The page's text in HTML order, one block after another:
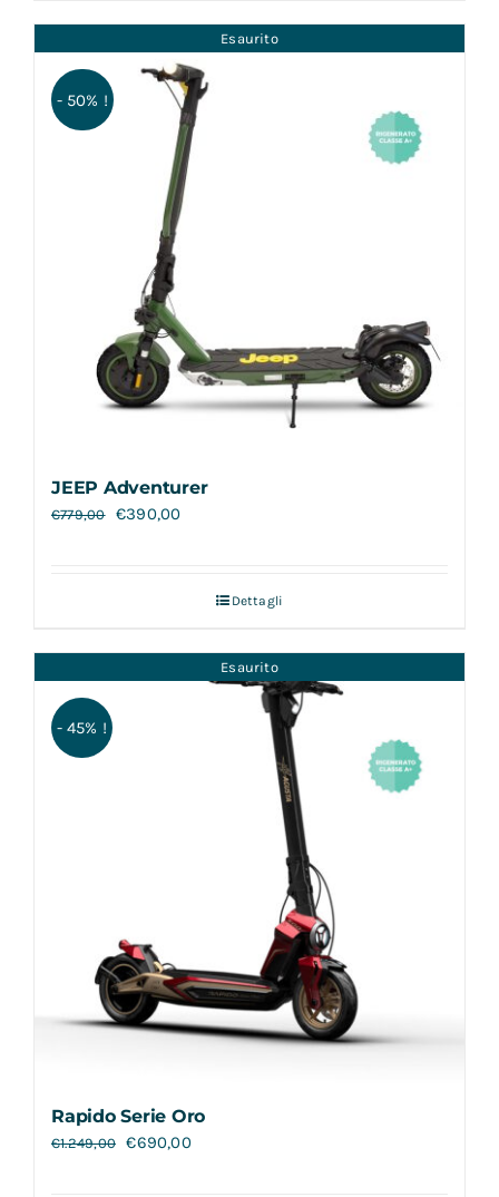
Esaurito
- 50% !
JEEP Adventurer
€779,00 €390,00
Dettagli
Esaurito
- 45% !
Rapido Serie Oro
€1.249,00 €690,00